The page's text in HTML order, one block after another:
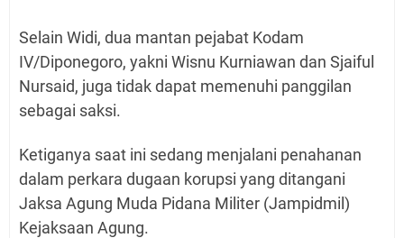
Selain Widi, dua mantan pejabat Kodam
IV/Diponegoro, yakni Wisnu Kurniawan dan Sjaiful
Nursaid, juga tidak dapat memenuhi panggilan
sebagai saksi.
Ketiganya saat ini sedang menjalani penahanan
dalam perkara dugaan korupsi yang ditangani
Jaksa Agung Muda Pidana Militer (Jampidmil)
Kejaksaan Agung.